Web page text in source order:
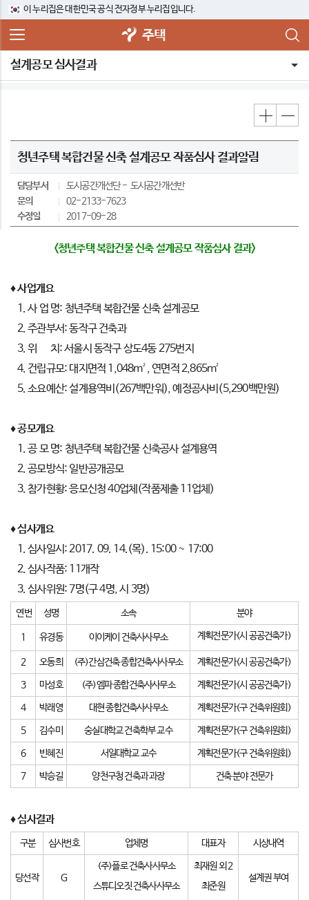
이 누리집은 대한민국 공식 전자정부 누리집입니다.
주택
설계공모 심사결과
청년주택 복합건물 신축 설계공모 작품심사 결과알림
담당부서 도시공간개선단
도시공간개선반
문의
02-2133-7623
수정일
2017-09-28
<청년주택 복합건물 신축 설계공모 작품심사 결과>
♦사업개요
1. 사 업 명: 청년주택 복합건물 신축 설계공모
2. 주관부서: 동작구 건축과
3. 위 치: 서울시 동작구 상도4동 275번지
4. 건립규모: 대지면적 1,048m², 연면적 2,865m²
5. 소요예산: 설계용역비(267백만워), 예정공사비(5,290백만원)
♦ 공모개요
1. 공 모 명: 청년주택 복합건물 신축공사 설계용역
2. 공모방식: 일반공개공모
3. 참가현황: 응모신청 40업체(작품제출 11업체)
♦ 심사개요
1. 심사일시: 2017. 09. 14.(목). 15:00 ~ 17:00
2. 심사작품: 11개작
3. 심사위원: 7명(구 4명, 시 3명)
연번 성명 소속 분야
1 유경동 이이케이 건축사사무소 계획전문가(시 공공건축가)
2 오동희 (주)간삼건축 종합건축사사무소 계획전문가(시 공공건축가)
3 마성호 (주)엠파 종합건축사사무소 계획전문가(시 공공건축가)
4 박래영 대현 종합건축사사무소 계획전문가(구 건축위원회)
5 김수미 숭실대학교 건축학부 교수 계획전문가(구 건축위원회)
6 빈혜진 서일대학교 교수 계획전문가(구 건축위원회)
7 박승길 양천구청 건축과 과장 건축 분야 전문가
♦ 심사결과
구분 심사번호 업체명 대표자 시상내역
당선작 G
(주)플로 건축사사무소
스튜디오짓 건축사사무소
최재원 외 2
최준원
설계권 부여